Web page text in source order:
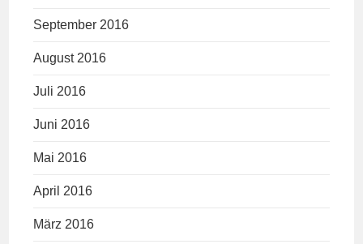
September 2016
August 2016
Juli 2016
Juni 2016
Mai 2016
April 2016
März 2016